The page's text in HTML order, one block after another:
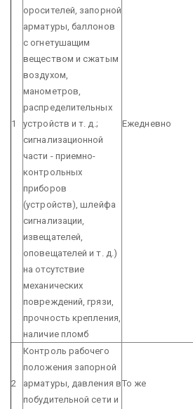
1
оросителей, запорной
арматуры, баллонов
с огнетушащим
веществом и сжатым
воздухом,
манометров,
распределительных
устройств и т. д.;
сигнализационной
части - приемно-
контрольных
приборов
(устройств), шлейфа
сигнализации,
извещателей,
оповещателей и т. д.)
на отсутствие
механических
повреждений, грязи,
прочность крепления,
наличие пломб
Ежедневно
2
Контроль рабочего
положения запорной
арматуры, давления в
побудительной сети и
То же